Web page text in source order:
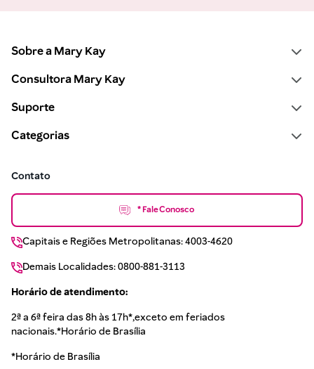
Sobre a Mary Kay
Consultora Mary Kay
Suporte
Categorias
Contato
* Fale Conosco
Capitais e Regiões Metropolitanas: 4003-4620
Demais Localidades: 0800-881-3113
Horário de atendimento:
2ª a 6ª feira das 8h às 17h*,exceto em feriados
nacionais.*Horário de Brasília
*Horário de Brasília